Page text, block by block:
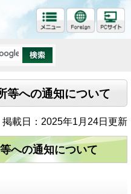
等への通知について
載日：2025年1月24日更新
への通知について